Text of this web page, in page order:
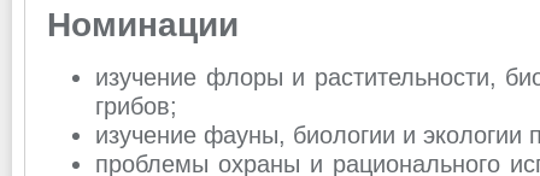
Номинации
изучение флоры и растительности,
грибов;
изучение фауны, биологии и экологии
проблемы охраны и рационального